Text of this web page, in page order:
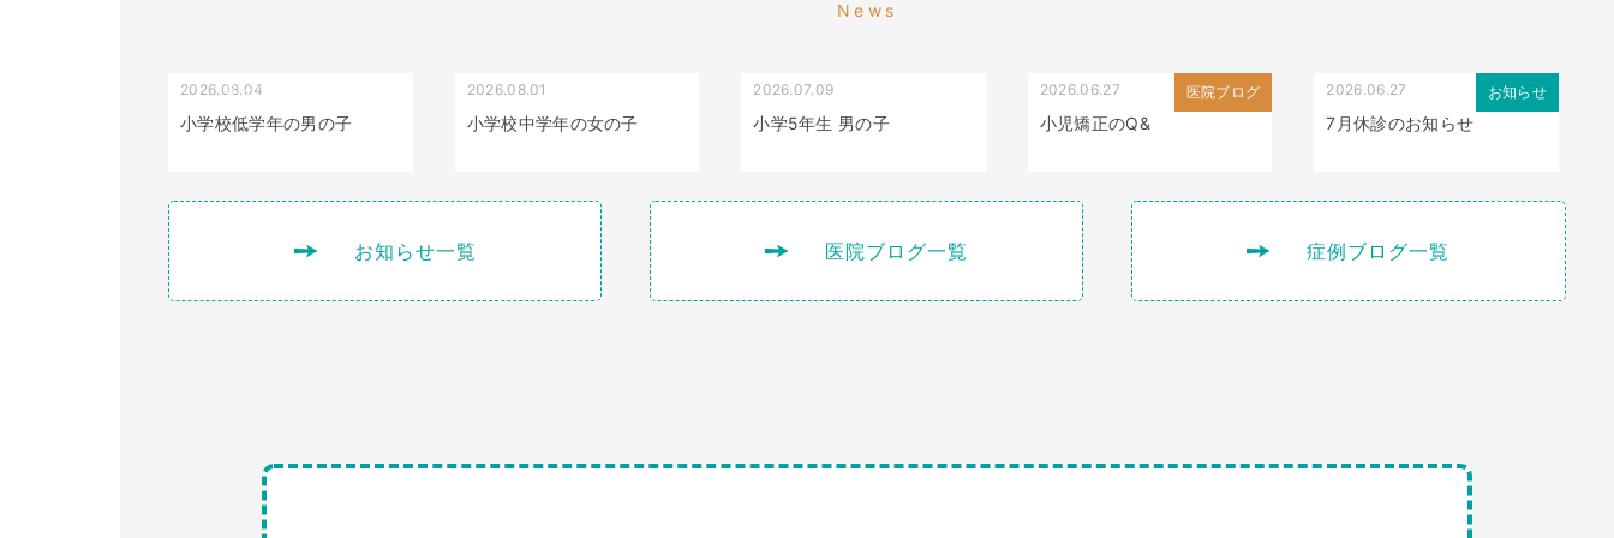
News
受け口（しゃくれている）
2026.08.04
小学校低学年の男の子
2026.08.01
小学校中学年の女の子
2026.07.09
小学5年生 男の子
医院ブログ
2026.06.27
小児矯正のQ&
お知らせ
2026.06.27
7月休診のお知らせ
お知らせ一覧 医院ブログ一覧 症例ブログ一覧